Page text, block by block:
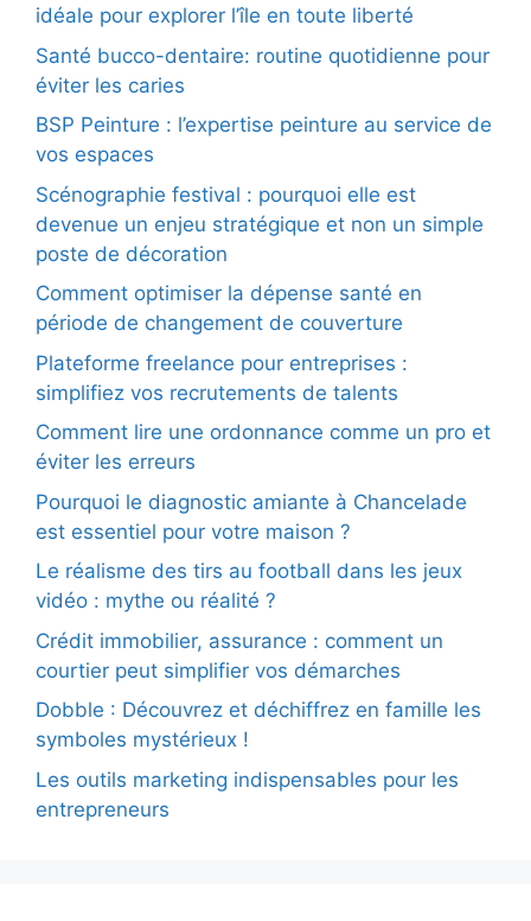
idéale pour explorer l’île en toute liberté
Santé bucco-dentaire: routine quotidienne pour
éviter les caries
BSP Peinture : l’expertise peinture au service de
vos espaces
Scénographie festival : pourquoi elle est
devenue un enjeu stratégique et non un simple
poste de décoration
Comment optimiser la dépense santé en
période de changement de couverture
Plateforme freelance pour entreprises :
simplifiez vos recrutements de talents
Comment lire une ordonnance comme un pro et
éviter les erreurs
Pourquoi le diagnostic amiante à Chancelade
est essentiel pour votre maison ?
Le réalisme des tirs au football dans les jeux
vidéo : mythe ou réalité ?
Crédit immobilier, assurance : comment un
courtier peut simplifier vos démarches
Dobble : Découvrez et déchiffrez en famille les
symboles mystérieux !
Les outils marketing indispensables pour les
entrepreneurs